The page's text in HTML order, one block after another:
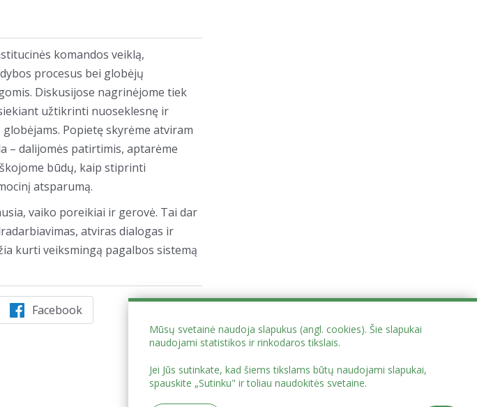
komandos veiklą,
procesus bei globėjų
Diskusijose nagrinėjome tiek
užtikrinti nuoseklesnę ir
Popietę skyrėme atviram
– dalijomės patirtimis, aptarėme
būdų, kaip stiprinti
atsparumą.
vaiko poreikiai ir gerovė. Tai dar
atviras dialogas ir
kurti veiksmingą pagalbos sistemą
Facebook
Mūsų svetainė naudoja slapukus (angl. cookies). Šie slapukai
naudojami statistikos ir rinkodaros tikslais.
Jei Jūs sutinkate, kad šiems tikslams būtų naudojami slapukai,
spauskite „Sutinku" ir toliau naudokitės svetaine.